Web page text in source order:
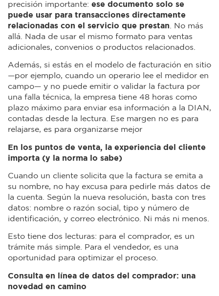
precisión importante: ese documento solo se
puede usar para transacciones directamente
relacionadas con el servicio que prestan . No más
allá. Nada de usar el mismo formato para ventas
adicionales, convenios o productos relacionados.
Además, si estás en el modelo de facturación en sitio
—por ejemplo, cuando un operario lee el medidor en
campo— y no puede emitir o validar la factura por
una falla técnica, la empresa tiene 48 horas como
plazo máximo para enviar esa información a la DIAN,
contadas desde la lectura. Ese margen no es para
relajarse, es para organizarse mejor
En los puntos de venta, la experiencia del cliente
importa (y la norma lo sabe)
Cuando un cliente solicita que la factura se emita a
su nombre, no hay excusa para pedirle más datos de
la cuenta. Según la nueva resolución, basta con tres
datos: nombre o razón social, tipo y número de
identificación, y correo electrónico. Ni más ni menos.
Esto tiene dos lecturas: para el comprador, es un
trámite más simple. Para el vendedor, es una
oportunidad para optimizar el proceso.
Consulta en línea de datos del comprador: una
novedad en camino